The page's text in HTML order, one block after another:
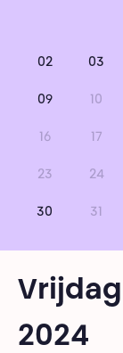
02 03
09 10
16 17
23 24
30 31
2024